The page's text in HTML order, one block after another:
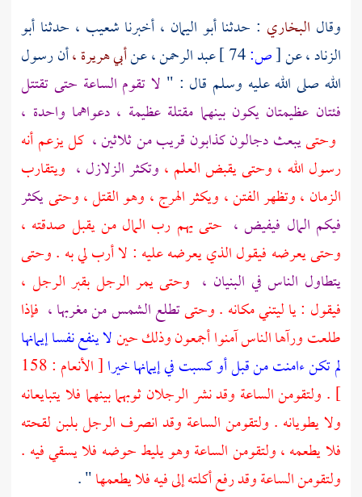
وقال البخاري : حدثناأبو اليمان ، أخبرنا شعيب ، حدثنا أبو
الزناد ،عن[ص: عبد الرحمن ،عنأبي هريرة ،أن رسول
الله صلى الله عليه وسلم قال : " لا تقوم الساعة حتى تقتتل
فئتان عظيمتان يكون بينهما مقتلة عظيمة ، دعواهما واحدة ،
وحتىيبعث دجالون كذابون قريب من ثلاثين ، كل يزعم أنه
رسول الله ، وحتى يقبض العلم ، وتكثر الزلازل ، ويتقارب
الزمان ، وتظهر الفتن ، ويكثر الهرج ، وهو القتل ، وحتىيكثر
فيكم المال فيفيض ، حتى يهم رب المال من يقبل صدقته ،
وحتى يعرضه فيقول الذي يعرضه عليه : لا أرب لي به . وحتى
يتطاول الناس في البنيان ، وحتى يمر الرجل بقبر الرجل ،
فيقول : يا ليتني مكانه . وحتىتطلع الشمس من مغربها ، فإذا
طلعت ورآها الناس آمنوا أجمعون وذلك حينلا ينفع نفسا إيمانها
لم تكن ءامنت من قبل أو كسبت في إيمانها خيرا
[ الأنعام : 158
] . ولتقومن الساعة وقد نشر الرجلان ثوبهما بينهما فلا يتبايعانه
ولا يطويانه . ولتقومن الساعة وقد انصرف الرجل بلبن لقحته
فلا يطعمه ، ولتقومن الساعة وهو يليط حوضه فلا يسقي فيه .
ولتقومن الساعة وقد رفع أكلته إلى فيه فلا يطعمها" .